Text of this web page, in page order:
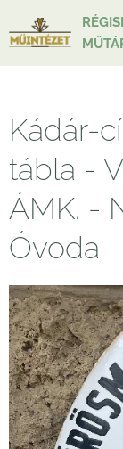
Kádár-
tábla -
ÁMK. -
Óvoda